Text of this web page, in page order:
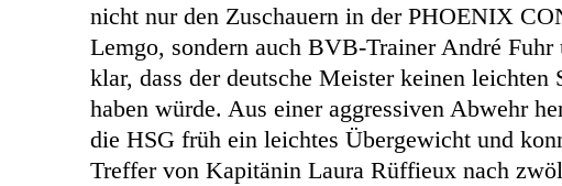
nicht nur den Zuschauern in der PHOENIX
Lemgo, sondern auch BVB-Trainer André Fuhr
klar, dass der deutsche Meister keinen leichten
haben würde. Aus einer aggressiven Abwehr
die HSG früh ein leichtes Übergewicht und
Treffer von Kapitänin Laura Rüffieux nach